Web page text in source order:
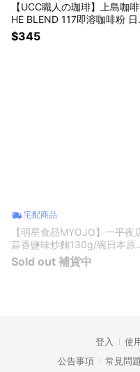
【UCC職人の珈琲】上島咖
HE BLEND 117即溶咖啡粉 日
原裝進口深烘焙醇厚無酸速溶
美式黑咖啡粉沖泡飲品拿鐵提
$345
宅配商品
【明星食品MYOJO】一平夜
蒜香鹽味炒麵130g/碗日本原
進口特製鹽醬濃郁蒜香宵夜速
方便麵 加熱即食 乾麵 炒泡麵
Sold out 補貨中
登入 使
公告事項
常見問題